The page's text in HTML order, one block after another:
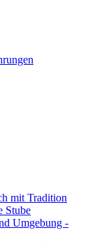
mit Tradition
Stube
Umgebung -